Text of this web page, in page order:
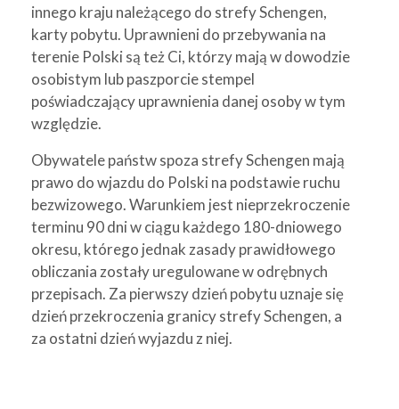
innego kraju należącego do strefy Schengen,
karty pobytu. Uprawnieni do przebywania na
terenie Polski są też Ci, którzy mają w dowodzie
osobistym lub paszporcie stempel
poświadczający uprawnienia danej osoby w tym
względzie.
Obywatele państw spoza strefy Schengen mają
prawo do wjazdu do Polski na podstawie ruchu
bezwizowego. Warunkiem jest nieprzekroczenie
terminu 90 dni w ciągu każdego 180-dniowego
okresu, którego jednak zasady prawidłowego
obliczania zostały uregulowane w odrębnych
przepisach. Za pierwszy dzień pobytu uznaje się
dzień przekroczenia granicy strefy Schengen, a
za ostatni dzień wyjazdu z niej.